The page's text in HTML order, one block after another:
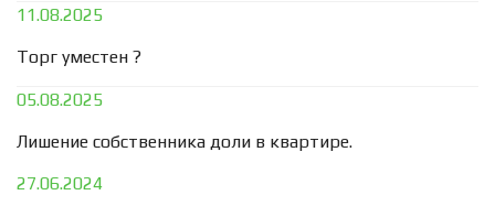
11.08.2025
Торг уместен ?
05.08.2025
Лишение собственника доли в квартире.
27.06.2024